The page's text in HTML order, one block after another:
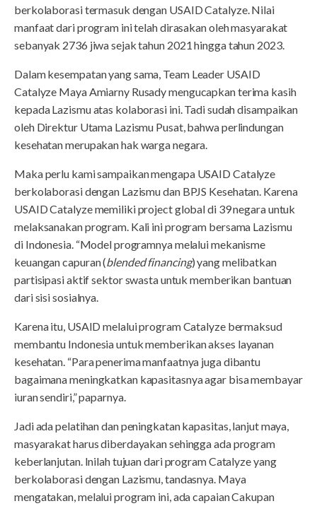
berkolaborasi termasuk dengan USAID Catalyze. Nilai
manfaat dari program ini telah dirasakan oleh masyarakat
sebanyak 2736 jiwa sejak tahun 2021 hingga tahun 2023.
Dalam kesempatan yang sama, Team Leader USAID
Catalyze Maya Amiarny Rusady mengucapkan terima kasih
kepada Lazismu atas kolaborasi ini. Tadi sudah disampaikan
oleh Direktur Utama Lazismu Pusat, bahwa perlindungan
kesehatan merupakan hak warga negara.
Maka perlu kami sampaikan mengapa USAID Catalyze
berkolaborasi dengan Lazismu dan BPJS Kesehatan. Karena
USAID Catalyze memiliki project global di 39 negara untuk
melaksanakan program. Kali ini program bersama Lazismu
di Indonesia. “Model programnya melalui mekanisme
keuangan capuran (blended financing) yang melibatkan
partisipasi aktif sektor swasta untuk memberikan bantuan
dari sisi sosialnya.
Karena itu, USAID melalui program Catalyze bermaksud
membantu Indonesia untuk memberikan akses layanan
kesehatan. “Para penerima manfaatnya juga dibantu
bagaimana meningkatkan kapasitasnya agar bisa membayar
iuran sendiri,” paparnya.
Jadi ada pelatihan dan peningkatan kapasitas, lanjut maya,
masyarakat harus diberdayakan sehingga ada program
keberlanjutan. Inilah tujuan dari program Catalyze yang
berkolaborasi dengan Lazismu, tandasnya. Maya
mengatakan, melalui program ini, ada capaian Cakupan